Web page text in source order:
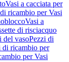
Vasi a cacciata per
ricambio per Vasi
Vasi a
di risciacquo
del vasoPezzi di
di ricambio per
per Vasi